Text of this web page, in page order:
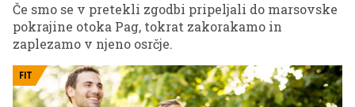
Če smo se v pretekli zgodbi pripeljali do marsovske
pokrajine otoka Pag, tokrat zakorakamo in
zaplezamo v njeno osrčje.
FIT